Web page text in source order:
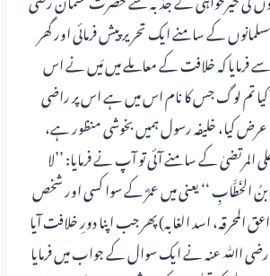
کے سامنے ایک تحریر پیش فرمائی اور گھر
فرمایا کہ خلافت کے معاملے میں مَیں نے اس
تم لوگ جس کا نام اس میں ہے اس پر راضی
عرض کیا، خلیفہ رسول ہمیں بخوشی منظور ہے،
کے سامنے آئی تو آپ نے فرمایا: ’’لا
الخَطَّابِ ‘‘ یعنی میں عمرؓ کے سوا کسی اور شخص
المحرقہ، اسد الغابہ) پھر جب اپنا دورِ خلافت آیا
رضی اﷲ عنہ نے ایک سوال کے جواب میں فرمایا